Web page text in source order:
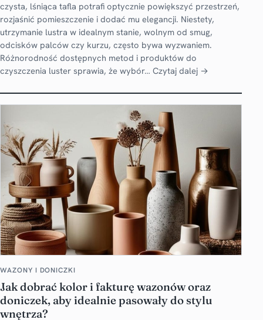
czysta, lśniąca tafla potrafi optycznie powiększyć przestrzeń,
rozjaśnić pomieszczenie i dodać mu elegancji. Niestety,
utrzymanie lustra w idealnym stanie, wolnym od smug,
odcisków palców czy kurzu, często bywa wyzwaniem.
Różnorodność dostępnych metod i produktów do
czyszczenia luster sprawia, że wybór… Czytaj dalej →
WAZONY I DONICZKI
Jak dobrać kolor i fakturę wazonów oraz
doniczek, aby idealnie pasowały do stylu
wnętrza?